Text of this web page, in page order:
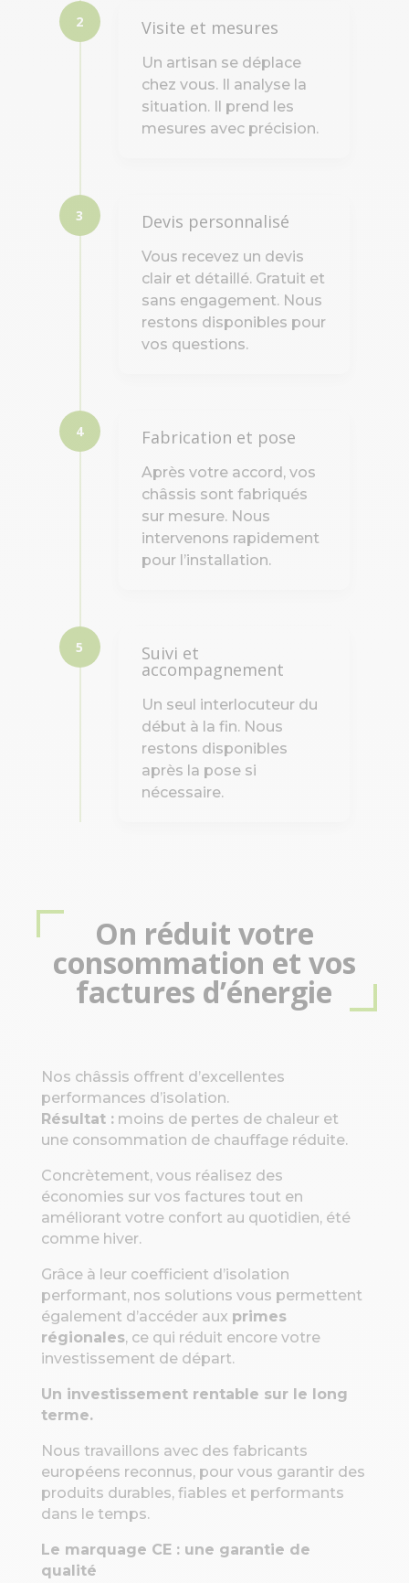
2 Visite et mesures
Un artisan se déplace
chez vous. Il analyse la
situation. Il prend les
mesures avec précision.
3 Devis personnalisé
Vous recevez un devis
clair et détaillé. Gratuit et
sans engagement. Nous
restons disponibles pour
vos questions.
4 Fabrication et pose
Après votre accord, vos
châssis sont fabriqués
sur mesure. Nous
intervenons rapidement
pour l’installation.
5 Suivi et
accompagnement
Un seul interlocuteur du
début à la fin. Nous
restons disponibles
après la pose si
nécessaire.
On réduit votre
consommation et vos
factures d’énergie
Nos châssis offrent d’excellentes
performances d’isolation.
Résultat :moins de pertes de chaleur et
une consommation de chauffage réduite.
Concrètement, vous réalisez des
économies sur vos factures tout en
améliorant votre confort au quotidien, été
comme hiver.
Grâce à leur coefficient d’isolation
performant, nos solutions vous permettent
également d’accéder aux primes
régionales, ce qui réduit encore votre
investissement de départ.
Un investissement rentable sur le long
terme.
Nous travaillons avec des fabricants
européens reconnus, pour vous garantir des
produits durables, fiables et performants
dans le temps.
Le marquage CE : une garantie de
qualité